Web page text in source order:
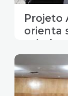
Projeto
orienta